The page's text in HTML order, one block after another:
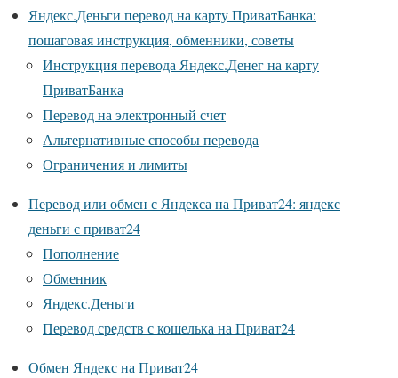
Яндекс.Деньги перевод на карту ПриватБанка:
пошаговая инструкция, обменники, советы
Инструкция перевода Яндекс.Денег на карту
ПриватБанка
Перевод на электронный счет
Альтернативные способы перевода
Ограничения и лимиты
Перевод или обмен с Яндекса на Приват24: яндекс
деньги с приват24
Пополнение
Обменник
Яндекс.Деньги
Перевод средств с кошелька на Приват24
Обмен Яндекс на Приват24